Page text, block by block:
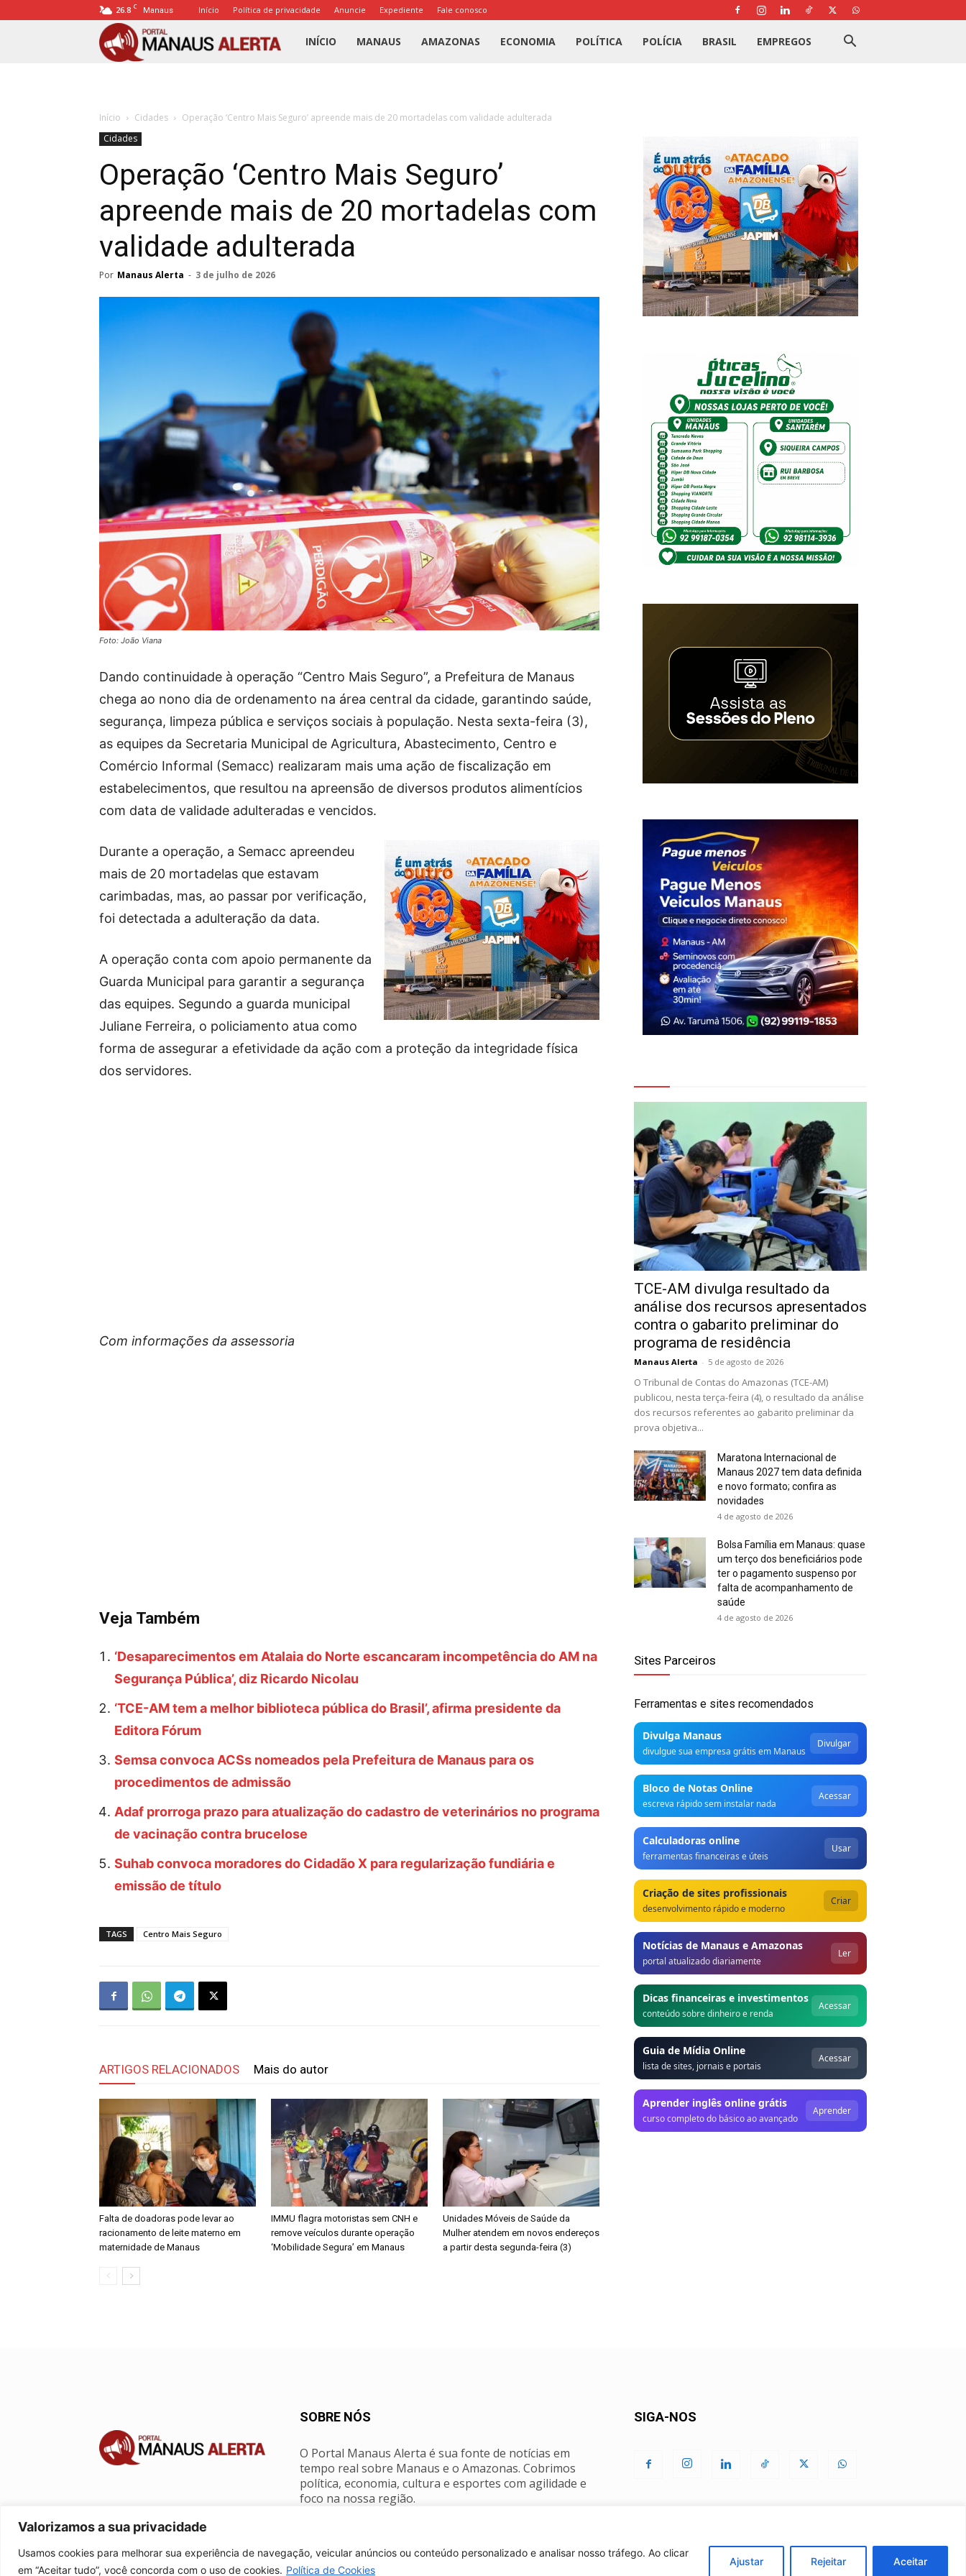
Valorizamos a sua privacidade
Usamos cookies para melhorar sua experiência de navegação, veicular anúncios ou conteúdo personalizado e analisar nosso tráfego. Ao clicar
em “Aceitar tudo”, você concorda com o uso de cookies. Política de Cookies
Ajustar Rejeitar Aceitar
26.8 C Manaus Início Política de privacidade Anuncie Expediente Fale conosco
Portal
Alerta
INÍCIO MANAUS AMAZONAS ECONOMIA POLÍTICA POLÍCIA BRASIL EMPREGOS
Início Cidades
Operação ‘Centro Mais Seguro’ apreende mais de 20 mortadelas com validade adulterada
Cidades
Operação ‘Centro Mais Seguro’
apreende mais de 20 mortadelas com
validade adulterada
Por Manaus Alerta - 3 de julho de 2026
Foto: João Viana
Dando continuidade à operação “Centro Mais Seguro”, a Prefeitura de Manaus
chega ao nono dia de ordenamento na área central da cidade, garantindo saúde,
segurança, limpeza pública e serviços sociais à população. Nesta sexta-feira (3),
as equipes da Secretaria Municipal de Agricultura, Abastecimento, Centro e
Comércio Informal (Semacc) realizaram mais uma ação de fiscalização em
estabelecimentos, que resultou na apreensão de diversos produtos alimentícios
com data de validade adulteradas e vencidos.
Durante a operação, a Semacc apreendeu
mais de 20 mortadelas que estavam
carimbadas, mas, ao passar por verificação,
foi detectada a adulteração da data.
A operação conta com apoio permanente da
Guarda Municipal para garantir a segurança
das equipes. Segundo a guarda municipal
Juliane Ferreira, o policiamento atua como
forma de assegurar a efetividade da ação com a proteção da integridade física
dos servidores.
Com informações da assessoria
Veja Também
‘Desaparecimentos em Atalaia do Norte escancaram incompetência do AM na
Segurança Pública’, diz Ricardo Nicolau
‘TCE-AM tem a melhor biblioteca pública do Brasil’, afirma presidente da
Editora Fórum
Semsa convoca ACSs nomeados pela Prefeitura de Manaus para os
procedimentos de admissão
Adaf prorroga prazo para atualização do cadastro de veterinários no programa
de vacinação contra brucelose
Suhab convoca moradores do Cidadão X para regularização fundiária e
emissão de título
TAGS Centro Mais Seguro
ARTIGOS RELACIONADOS Mais do autor
Falta de doadoras pode levar ao
racionamento de leite materno em
maternidade de Manaus
IMMU flagra motoristas sem CNH e
remove veículos durante operação
‘Mobilidade Segura’ em Manaus
Unidades Móveis de Saúde da
Mulher atendem em novos endereços
a partir desta segunda-feira (3)
TCE-AM divulga resultado da
análise dos recursos apresentados
contra o gabarito preliminar do
programa de residência
Manaus Alerta - 5 de agosto de 2026
O Tribunal de Contas do Amazonas (TCE-AM)
publicou, nesta terça-feira (4), o resultado da análise
dos recursos referentes ao gabarito preliminar da
prova objetiva...
Maratona Internacional de
Manaus 2027 tem data definida
e novo formato; confira as
novidades
4 de agosto de 2026
Bolsa Família em Manaus: quase
um terço dos beneficiários pode
ter o pagamento suspenso por
falta de acompanhamento de
saúde
4 de agosto de 2026
Sites Parceiros
Ferramentas e sites recomendados
Divulga Manaus
divulgue sua empresa grátis em Manaus
Divulgar
Bloco de Notas Online
escreva rápido sem instalar nada
Acessar
Calculadoras online
ferramentas financeiras e úteis
Usar
Criação de sites profissionais
desenvolvimento rápido e moderno
Criar
Notícias de Manaus e Amazonas
portal atualizado diariamente
Ler
Dicas financeiras e investimentos
conteúdo sobre dinheiro e renda
Acessar
Guia de Mídia Online
lista de sites, jornais e portais
Acessar
Aprender inglês online grátis
curso completo do básico ao avançado
Aprender
SOBRE NÓS
O Portal Manaus Alerta é sua fonte de notícias em
tempo real sobre Manaus e o Amazonas. Cobrimos
política, economia, cultura e esportes com agilidade e
foco na nossa região.
SIGA-NOS